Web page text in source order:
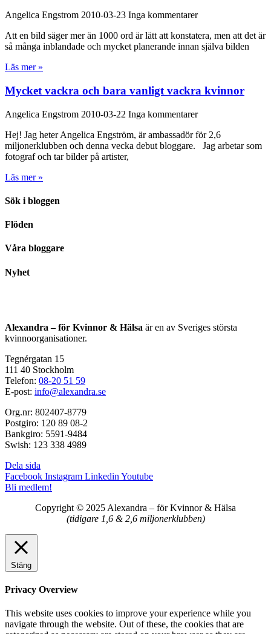
Angelica Engstrom 2010-03-23 Inga kommentarer
Att en bild säger mer än 1000 ord är lätt att konstatera, men att det är
så många inblandade och mycket planerande innan själva bilden
Läs mer »
Mycket vackra och bara vanligt vackra kvinnor
Angelica Engstrom 2010-03-22 Inga kommentarer
Hej! Jag heter Angelica Engström, är ambassadör för 2,6
miljonerklubben och denna vecka debut bloggare. Jag arbetar som
fotograf och tar bilder på artister,
Läs mer »
Sök i bloggen
Flöden
Våra bloggare
Nyhet
Alexandra – för Kvinnor & Hälsa är en av Sveriges största
kvinnoorganisationer.
Tegnérgatan 15
111 40 Stockholm
Telefon: 08-20 51 59
E-post: info@alexandra.se
Org.nr: 802407-8779
Postgiro: 120 89 08-2
Bankgiro: 5591-9484
Swish: 123 338 4989
Dela sida
Facebook Instagram Linkedin Youtube
Bli medlem!
Copyright © 2025 Alexandra – för Kvinnor & Hälsa
(tidigare 1,6 & 2,6 miljonerklubben)
Stäng
Privacy Overview
This website uses cookies to improve your experience while you
navigate through the website. Out of these, the cookies that are